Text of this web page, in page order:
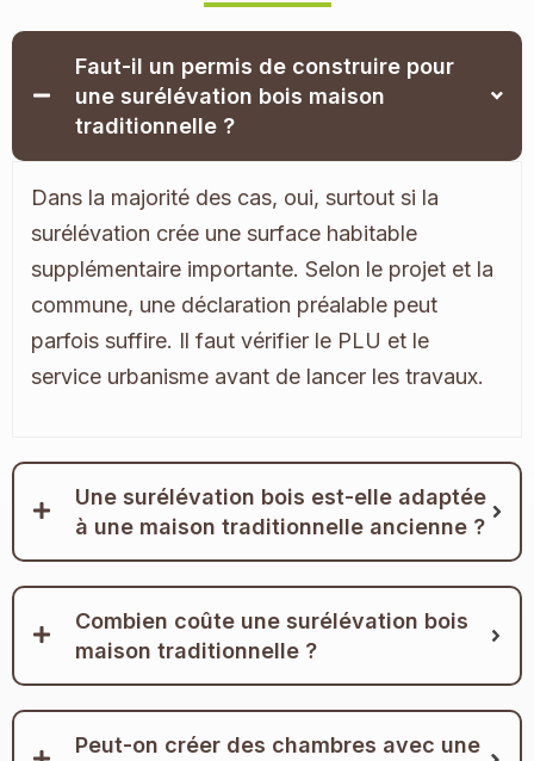
Faut-il un permis de construire pour
une surélévation bois maison
traditionnelle ?
Dans la majorité des cas, oui, surtout si la
surélévation crée une surface habitable
supplémentaire importante. Selon le projet et la
commune, une déclaration préalable peut
parfois suffire. Il faut vérifier le PLU et le
service urbanisme avant de lancer les travaux.
Une surélévation bois est-elle adaptée
à une maison traditionnelle ancienne ?
Combien coûte une surélévation bois
maison traditionnelle ?
Peut-on créer des chambres avec une